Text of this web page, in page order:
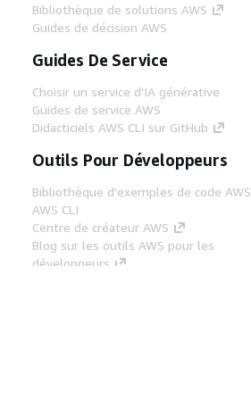
Bibliothèque de solutions AWS
Guides de décision AWS
Guides De Service
Choisir un service d'IA générative
Guides de service AWS
Didacticiels AWS CLI sur GitHub
Outils Pour Développeurs
Bibliothèque d'exemples de code AWS
AWS CLI
Centre de créateur AWS
Blog sur les outils AWS pour les
développeurs